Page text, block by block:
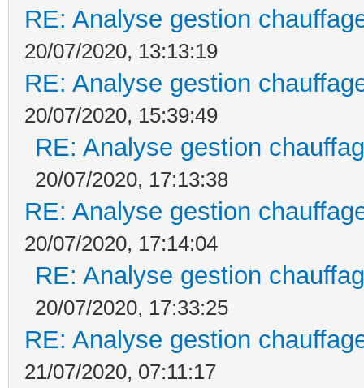
RE: Analyse gestion
20/07/2020, 13:13:19
RE: Analyse gestion
20/07/2020, 15:39:49
RE: Analyse gestion
20/07/2020, 17:13:38
RE: Analyse gestion
20/07/2020, 17:14:04
RE: Analyse gestion
20/07/2020, 17:33:25
RE: Analyse gestion
21/07/2020, 07:11:17